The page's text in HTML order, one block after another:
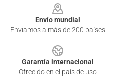
Envío mundial
Enviamos a más de 200 países
Garantía internacional
Ofrecido en el país de uso